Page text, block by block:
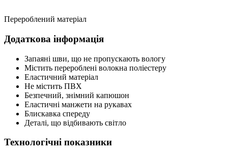
Перероблений матеріал
Додаткова інформація
Запаяні шви, що не пропускають вологу
Містить перероблені волокна поліестеру
Еластичний матеріал
Не містить ПВХ
Безпечний, знімний капюшон
Еластичні манжети на рукавах
Блискавка спереду
Деталі, що відбивають світло
Технологічні показники